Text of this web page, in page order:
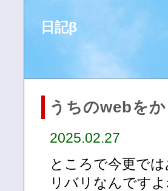
日記β
うちのwebを
2025.02.27
ところで今更で
リバリなんですよ